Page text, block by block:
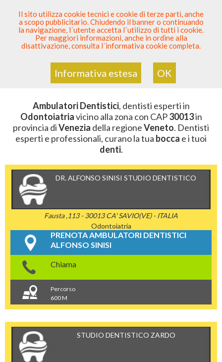
SEI DENTISTA? PARTECIPA
Sei QuiElenco Dentista Sicuro > Odontoiatria>
Ambulatori Dentistici>Veneto >Venezia>CAP 30013
ZONA CON CAP 30013
Ambulatori Dentistici, dentisti esperti in
Odontoiatriavicino alla zona con CAP30013in
provincia diVenezia della regioneVeneto. Dentisti
esperti e professionali, curano la tua bocca e i tuoi
denti.
DR. ALFONSO SINISI STUDIO DENTISTICO
Fausta ,113 - 30013 CA' SAVIO(VE) - ITALIA
Odontoiatria
PRENOTA AMBULATORI DENTISTICI
ALFONSO SINISI
Chiama
Percorso
600 M
STUDIO DENTISTICO ZARDO
Il sito utilizza cookie tecnici e cookie di terze parti, anche
a scopo pubblicitario. Chiudendo il banner o continuando
la navigazione, l´utente accetta l´utilizzo di tutti i cookie.
Per maggiori informazioni, anche in ordine alla
disattivazione, consulta l´informativa cookie completa.
Informativa estesa OK